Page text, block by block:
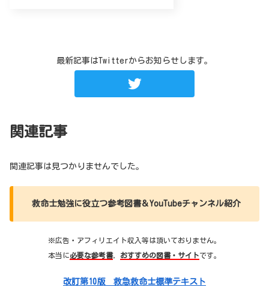
最新記事はTwitterからお知らせします。
関連記事
関連記事は見つかりませんでした。
救命士勉強に役立つ参考図書＆YouTubeチャンネル紹介
※広告・アフィリエイト収入等は頂いておりません。
本当に必要な参考書， おすすめの図書・サイトです。
改訂第10版 救急救命士標準テキスト